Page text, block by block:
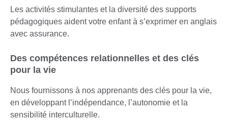
Les activités stimulantes et la diversité des supports
pédagogiques aident votre enfant à s’exprimer en anglais
avec assurance.
Des compétences relationnelles et des clés
pour la vie
Nous fournissons à nos apprenants des clés pour la vie,
en développant l’indépendance, l’autonomie et la
sensibilité interculturelle.